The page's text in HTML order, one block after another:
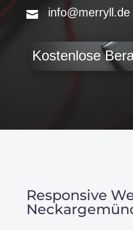
info@merryll.de
Kostenlose
Responsive